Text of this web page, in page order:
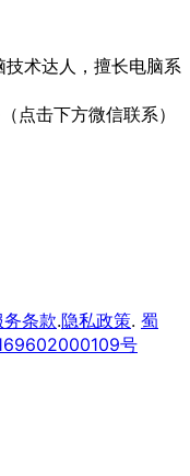
术达人，擅长电脑系
点击下方微信联系）
务条款.隐私政策. 蜀
号